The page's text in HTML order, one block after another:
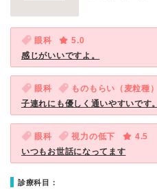
眼科
5.0
感じがいいですよ。
眼科 ものもらい（麦粒種）
子連れにも優しく通いやすいです。
眼科 視力の低下
4.5
いつもお世話になってます
診療科目：